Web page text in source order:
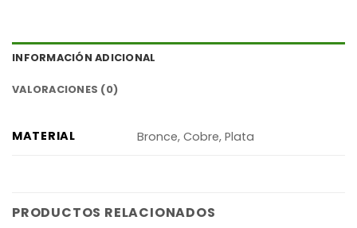
INFORMACIÓN ADICIONAL
VALORACIONES (0)
MATERIAL Bronce, Cobre, Plata
PRODUCTOS RELACIONADOS